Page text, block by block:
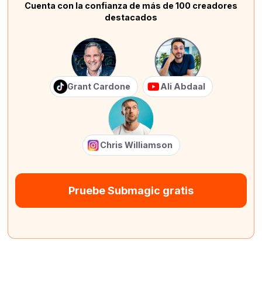
Cuenta con la confianza de más de 100 creadores
destacados
Grant Cardone Ali Abdaal
Chris Williamson
Pruebe Submagic gratis